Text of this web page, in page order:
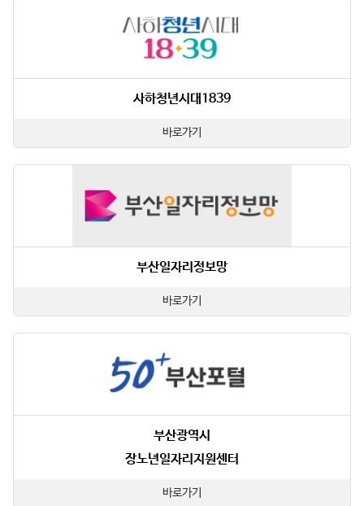
사하청년시대1839
바로가기
부산일자리정보망
바로가기
부산광역시
장노년일자리지원센터
바로가기